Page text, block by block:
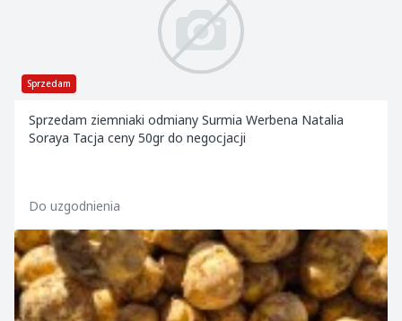
Sprzedam
Sprzedam ziemniaki odmiany Surmia Werbena Natalia
Soraya Tacja ceny 50gr do negocjacji
Do uzgodnienia